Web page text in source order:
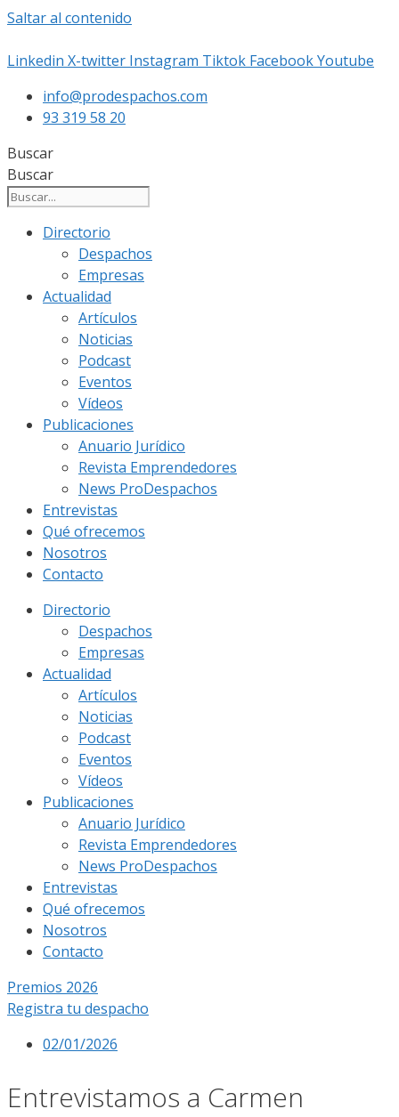
Saltar al contenido
Linkedin X-twitter Instagram Tiktok FacebookYoutube
info@prodespachos.com
93 319 58 20
Buscar
Buscar
Directorio
Despachos
Empresas
Actualidad
Artículos
Noticias
Podcast
Eventos
Vídeos
Publicaciones
Anuario Jurídico
Revista Emprendedores
News ProDespachos
Entrevistas
Qué ofrecemos
Nosotros
Contacto
Directorio
Despachos
Empresas
Actualidad
Artículos
Noticias
Podcast
Eventos
Vídeos
Publicaciones
Anuario Jurídico
Revista Emprendedores
News ProDespachos
Entrevistas
Qué ofrecemos
Nosotros
Contacto
Premios 2026
Registra tu despacho
02/01/2026
Entrevistamos a Carmen